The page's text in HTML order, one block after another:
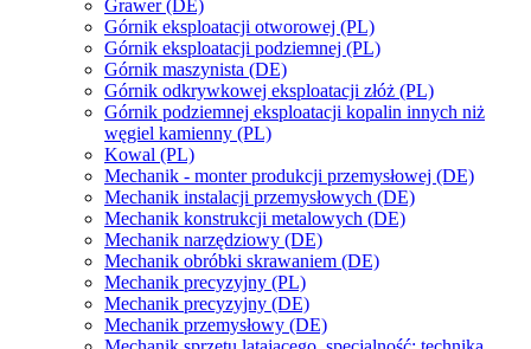
Grawer (DE)
Górnik eksploatacji otworowej (PL)
Górnik eksploatacji podziemnej (PL)
Górnik maszynista (DE)
Górnik odkrywkowej eksploatacji złóż (PL)
Górnik podziemnej eksploatacji kopalin innych niż
węgiel kamienny (PL)
Kowal (PL)
Mechanik - monter produkcji przemysłowej (DE)
Mechanik instalacji przemysłowych (DE)
Mechanik konstrukcji metalowych (DE)
Mechanik narzędziowy (DE)
Mechanik obróbki skrawaniem (DE)
Mechanik precyzyjny (PL)
Mechanik precyzyjny (DE)
Mechanik przemysłowy (DE)